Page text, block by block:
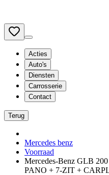
Acties
Auto's
Diensten
Carrosserie
Contact
Terug
Mercedes benz
Voorraad
Mercedes-Benz GLB
PANO + 7-ZIT +